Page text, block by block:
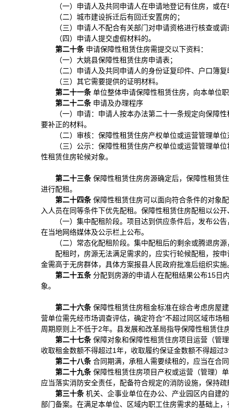
（一）申请人及共同申请人在申请地登记有住房，或
（二）城市建设拆迁后有回迁安置房的；
（三）申请人不配合有关部门对申请资格进行核查或
（四）申请人提交虚假材料的。
第二十条 申请保障性租赁住房需提交以下资料：
（一）大姚县保障性租赁住房申请表；
（二）申请人及共同申请人的身份证复印件、户口簿
（三）其它需要提供的证明材料。
第二十一条 单位整体申请保障性租赁住房，向本单位
第二十二条 申请及办理程序
（一）申请：申请人按本办法第二十一条规定向保障
要补正的材料。
（二）审核：保障性租赁住房产权单位或运营管理单
（三）公示：保障性租赁住房产权单位或运营管理单
性租赁住房轮候对象。
第二十三条 保障性租赁住房房源确定后，保障性租赁
进行配租。
第二十四条 保障性租赁住房可以面向符合条件的对象
入人员在同等条件下优先配租。保障性租赁住房配租以公
（一）集中配租阶段。项目达到供应条件后，发布公
在当地网络媒体及公示栏上公布。
（二）常态化配租阶段。集中配租后的剩余或腾退房
配租时，房源无法满足需求的，应实行轮候配租，按
金需高于无房群体，具体方案报县人民政府批准后组织实施
第二十五条 分配到房源的申请人在配租结果公布15日
象。
第二十六条 保障性租赁住房租金标准在综合考虑房屋
营单位需先经市场调查评估，确定符合“不超过同区域市场
周期原则上不低于2年。县发展和改革局指导保障性租赁住
第二十七条 保障对象和保障性租赁住房项目运营（管
收取租金数额不得超过1年，收取履约保证金数额不得超过
第二十八条 合同期满，承租人需要续租的，应当在合
第二十九条 保障性租赁住房项目产权或运营（管理）
应当落实消防安全责任，配备符合规定的消防设施，保持
第三十条 机关、企事业单位在办公、产业园区内自建
部门备案。在满足本单位、区域内职工住房需求的基础上